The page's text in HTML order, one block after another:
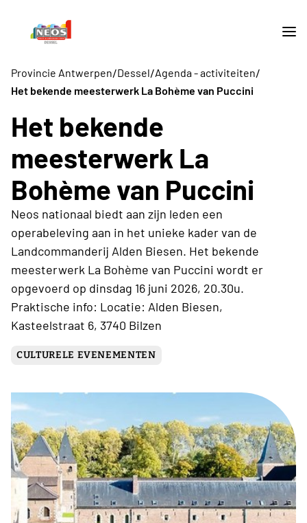
Provincie Antwerpen/Dessel/Agenda - activiteiten/
Het bekende meesterwerk La Bohème van Puccini
Het bekende
meesterwerk La
Bohème van Puccini
Neos nationaal biedt aan zijn leden een
operabeleving aan in het unieke kader van de
Landcommanderij Alden Biesen. Het bekende
meesterwerk La Bohème van Puccini wordt er
opgevoerd op dinsdag 16 juni 2026, 20.30u.
Praktische info: Locatie: Alden Biesen,
Kasteelstraat 6, 3740 Bilzen
CULTURELE EVENEMENTEN